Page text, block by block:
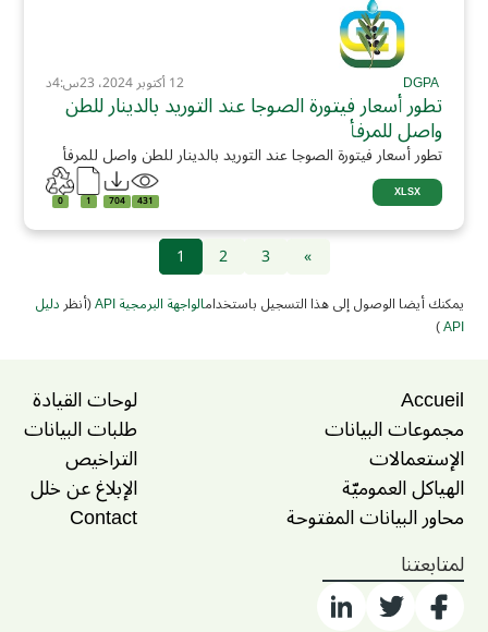
DGPA 12 أكتوبر 2024، 23س:4د
تطور أسعار فيتورة الصوجا عند التوريد بالدينار للطن
واصل للمرفأ
تطور أسعار فيتورة الصوجا عند التوريد بالدينار للطن واصل للمرفأ
XLSX
431
704
1
0
1 2 3 »
يمكنك أيضا الوصول إلى هذا التسجيل باستخدامالواجهة البرمجية API (أنظردليل
API
)
Accueil
مجموعات البيانات
الإستعمالات
الهياكل العموميّة
محاور البيانات المفتوحة
لوحات القيادة
طلبات البيانات
التراخيص
الإبلاغ عن خلل
Contact
لمتابعتنا